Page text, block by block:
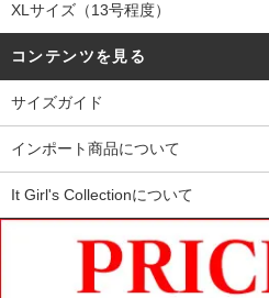
XLサイズ（13号程度）
コンテンツを見る
サイズガイド
インポート商品について
It Girl's Collectionについて